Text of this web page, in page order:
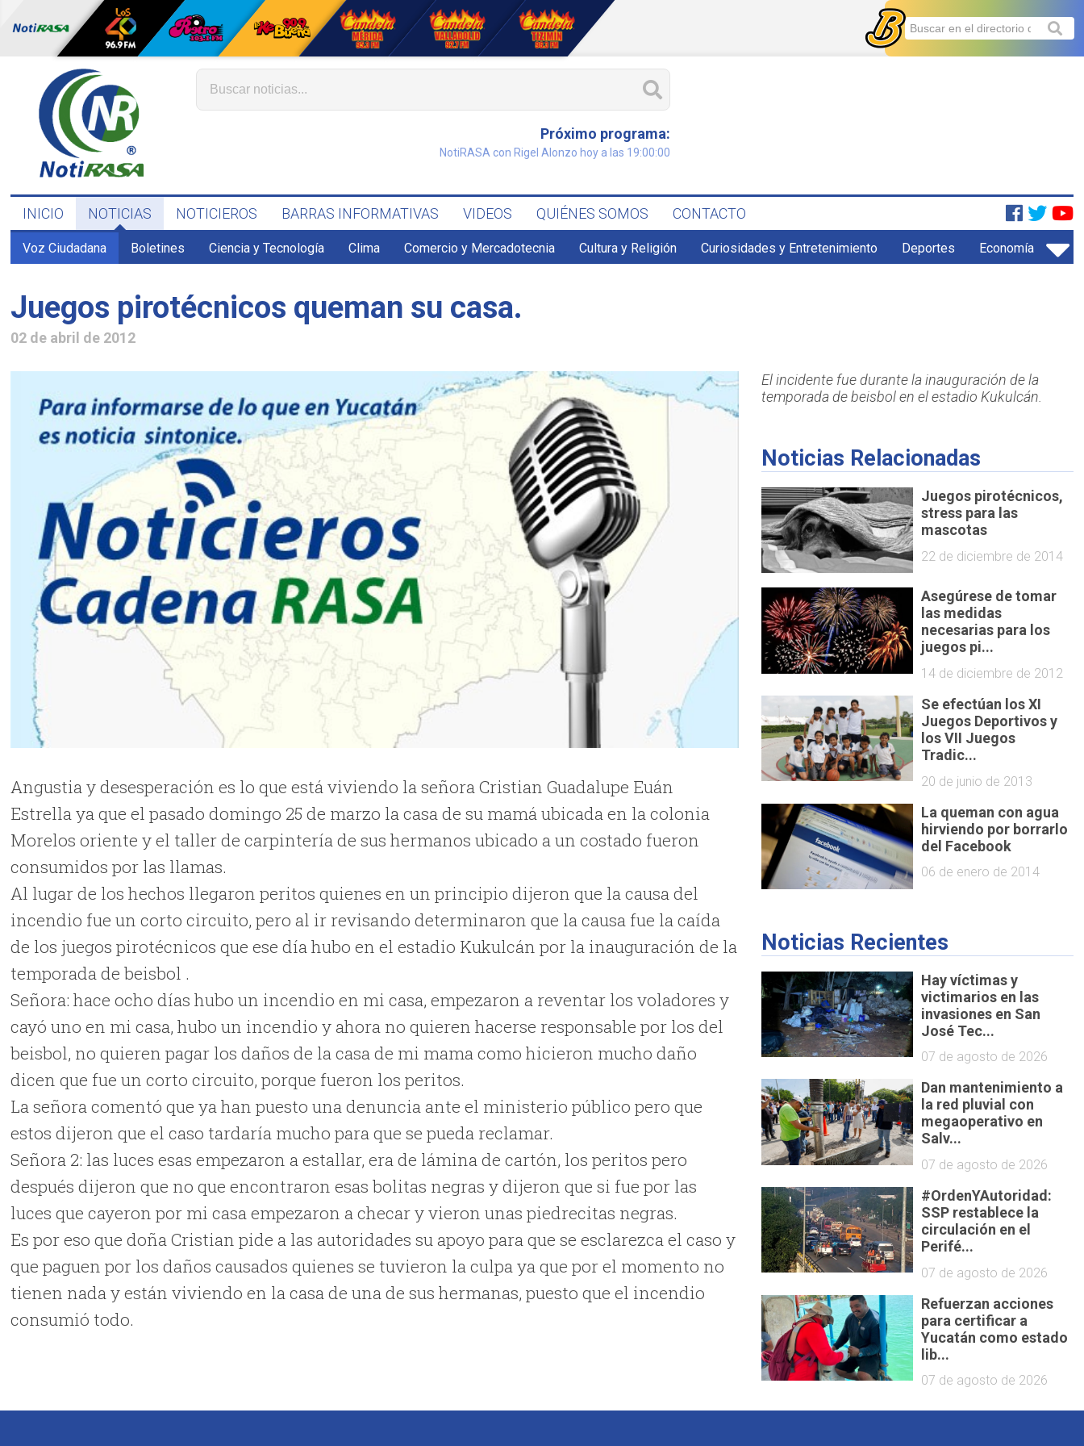
Próximo programa:
NotiRASA con Rigel Alonzo hoy a las 19:00:00
INICIO NOTICIAS NOTICIEROS BARRAS INFORMATIVAS VIDEOS QUIÉNES SOMOS CONTACTO
Voz Ciudadana Boletines Ciencia y Tecnología Clima Comercio y Mercadotecnia Cultura y Religión Curiosidades y Entretenimiento Deportes Economía
Juegos pirotécnicos queman su casa.
02 de abril de 2012
Angustia y desesperación es lo que está viviendo la señora Cristian Guadalupe Euán
Estrella ya que el pasado domingo 25 de marzo la casa de su mamá ubicada en la colonia
Morelos oriente y el taller de carpintería de sus hermanos ubicado a un costado fueron
consumidos por las llamas.
Al lugar de los hechos llegaron peritos quienes en un principio dijeron que la causa del
incendio fue un corto circuito, pero al ir revisando determinaron que la causa fue la caída
de los juegos pirotécnicos que ese día hubo en el estadio Kukulcán por la inauguración de la
temporada de beisbol .
Señora: hace ocho días hubo un incendio en mi casa, empezaron a reventar los voladores y
cayó uno en mi casa, hubo un incendio y ahora no quieren hacerse responsable por los del
beisbol, no quieren pagar los daños de la casa de mi mama como hicieron mucho daño
dicen que fue un corto circuito, porque fueron los peritos.
La señora comentó que ya han puesto una denuncia ante el ministerio público pero que
estos dijeron que el caso tardaría mucho para que se pueda reclamar.
Señora 2: las luces esas empezaron a estallar, era de lámina de cartón, los peritos pero
después dijeron que no que encontraron esas bolitas negras y dijeron que si fue por las
luces que cayeron por mi casa empezaron a checar y vieron unas piedrecitas negras.
Es por eso que doña Cristian pide a las autoridades su apoyo para que se esclarezca el caso y
que paguen por los daños causados quienes se tuvieron la culpa ya que por el momento no
tienen nada y están viviendo en la casa de una de sus hermanas, puesto que el incendio
consumió todo.
El incidente fue durante la inauguración de la
temporada de beisbol en el estadio Kukulcán.
Noticias Relacionadas
Juegos pirotécnicos,
stress para las
mascotas
22 de diciembre de 2014
Asegúrese de tomar
las medidas
necesarias para los
juegos pi...
14 de diciembre de 2012
Se efectúan los XI
Juegos Deportivos y
los VII Juegos
Tradic...
20 de junio de 2013
La queman con agua
hirviendo por borrarlo
del Facebook
06 de enero de 2014
Noticias Recientes
Hay víctimas y
victimarios en las
invasiones en San
José Tec...
07 de agosto de 2026
Dan mantenimiento a
la red pluvial con
megaoperativo en
Salv...
07 de agosto de 2026
#OrdenYAutoridad:
SSP restablece la
circulación en el
Perifé...
07 de agosto de 2026
Refuerzan acciones
para certificar a
Yucatán como estado
lib...
07 de agosto de 2026